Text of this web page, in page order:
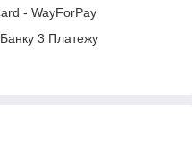
- WayForPay
3 Платежу